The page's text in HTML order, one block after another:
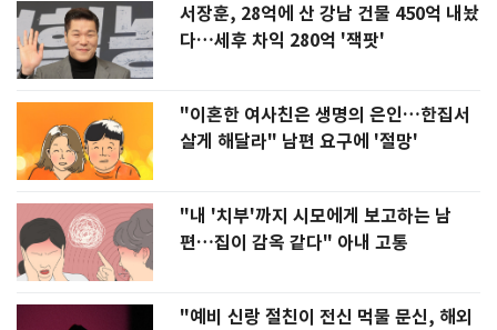
서장훈, 28억에 산 강남 건물 450억 내놨
다…세후 차익 280억 '잭팟'
"이혼한 여사친은 생명의 은인…한집서
살게 해달라" 남편 요구에 '절망'
"내 '치부'까지 시모에게 보고하는 남
편…집이 감옥 같다" 아내 고통
"예비 신랑 절친이 전신 먹물 문신, 해외